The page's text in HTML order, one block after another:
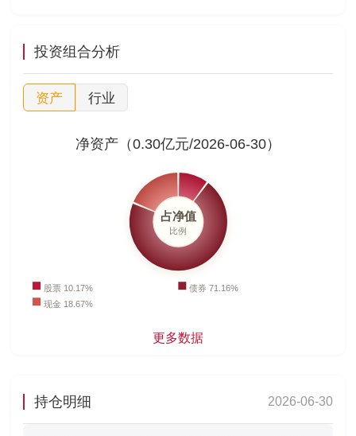
投资组合分析
资产 行业
净资产（0.30亿元/2026-06-30）
更多数据
持仓明细 2026-06-30